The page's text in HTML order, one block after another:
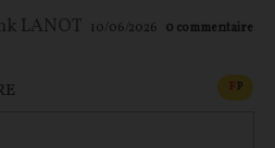
LANOT 10/06/2026 0 commentaire
FP